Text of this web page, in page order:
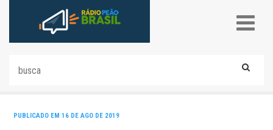
PUBLICADO EM 16 DE AGO DE 2019